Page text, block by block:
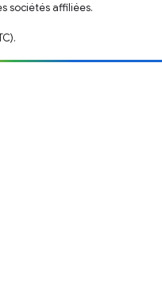
sociétés affiliées.